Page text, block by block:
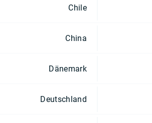
Chile
China
Dänemark
Deutschland